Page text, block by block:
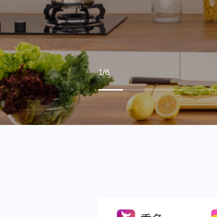
1/6